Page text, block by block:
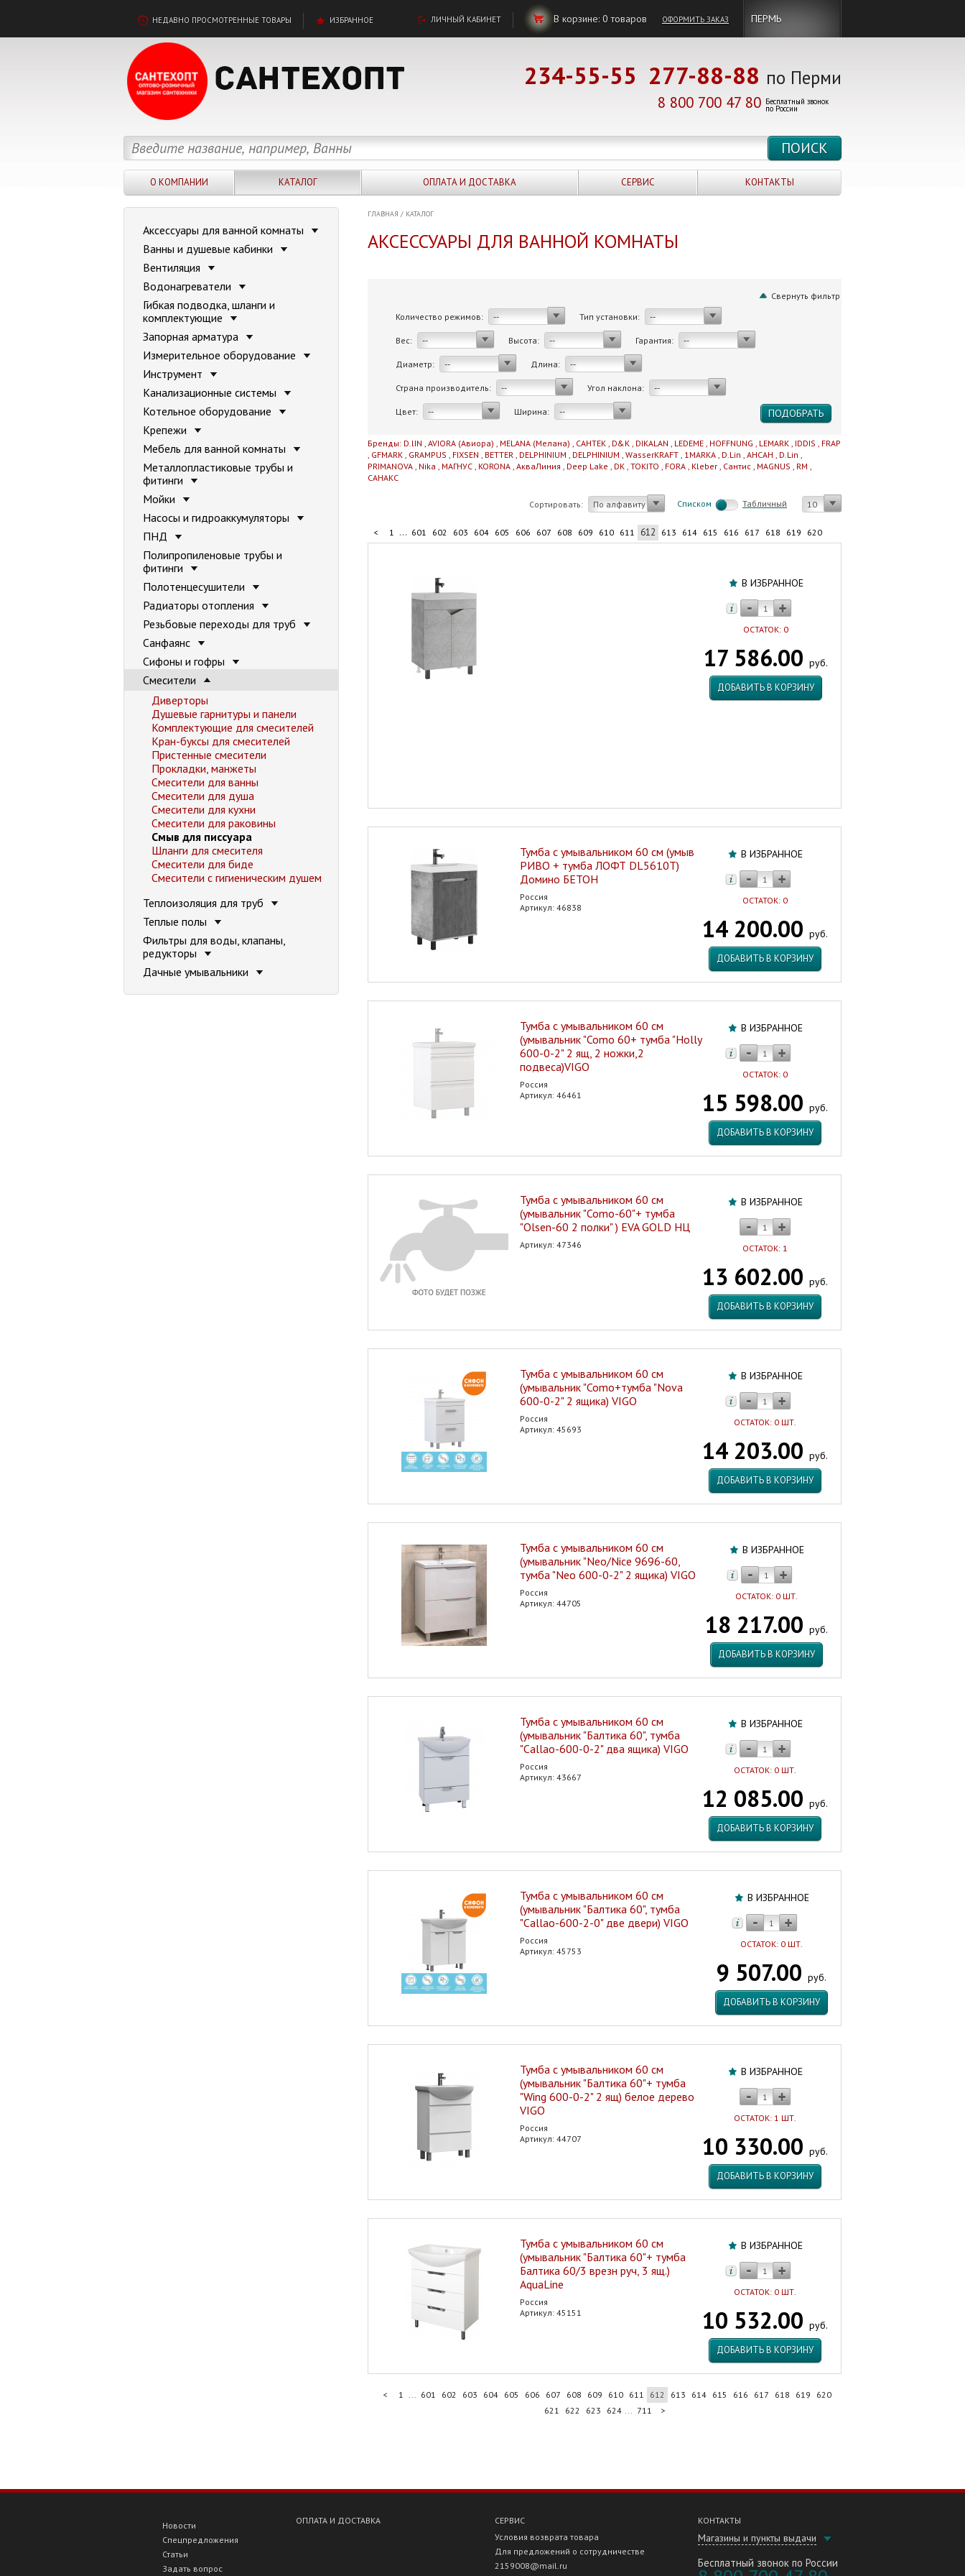
НЕДАВНО ПРОСМОТРЕННЫЕ ТОВАРЫ ИЗБРАННОЕ ЛИЧНЫЙ КАБИНЕТ В корзине: 0товаров ОФОРМИТЬ ЗАКАЗ ПЕРМЬ
234-55-55 277-88-88 по Перми
8 800 700 47 80 Бесплатный звонок
по России
О КОМПАНИИ КАТАЛОГ ОПЛАТА И ДОСТАВКА СЕРВИС КОНТАКТЫ
ГЛАВНАЯ / КАТАЛОГ
АКСЕССУАРЫ ДЛЯ ВАННОЙ КОМНАТЫ
Свернуть фильтр
Количество режимов:
-- Тип установки: --
Вес: -- Высота: -- Гарантия: --
Диаметр: -- Длина: --
Страна производитель: -- Угол наклона: --
Цвет: -- Ширина: --
Бренды: D.lIN , AVIORA (Авиора) , MELANA (Мелана) , САНТЕК , D&K , DIKALAN , LEDEME , HOFFNUNG , LEMARK , IDDIS , FRAP
, GFMARK , GRAMPUS , FIXSEN , BETTER , DELPHINIUM , DELPHINIUM , WasserKRAFT , 1MARKA , D.Lin , AHCAH , D.Lin ,
PRIMANOVA , Nika , МАГНУС , KORONA , АкваЛиния , Deep Lake , DK , TOKITO , FORA , Kleber , Сантис , MAGNUS , RM ,
САНАКС
Сортировать: По алфавиту Cписком Табличный 10
< 1 ... 601 602 603 604 605 606 607 608 609 610 611 612 613 614 615 616 617 618 619
620
В ИЗБРАННОЕ
ОСТАТОК: 0
17 586.00 руб.
ДОБАВИТЬ В КОРЗИНУ
В ИЗБРАННОЕ
ОСТАТОК: 0
14 200.00 руб.
ДОБАВИТЬ В КОРЗИНУ
Тумба с умывальником 60 см (умыв
РИВО + тумба ЛОФТ DL5610T)
Домино БЕТОН
Россия
Артикул: 46838
В ИЗБРАННОЕ
ОСТАТОК: 0
15 598.00 руб.
ДОБАВИТЬ В КОРЗИНУ
Тумба с умывальником 60 см
(умывальник "Como 60+ тумба "Holly
600-0-2" 2 ящ, 2 ножки,2
подвеса)VIGO
Россия
Артикул: 46461
В ИЗБРАННОЕ
ОСТАТОК: 1
13 602.00 руб.
ДОБАВИТЬ В КОРЗИНУ
Тумба с умывальником 60 см
(умывальник "Como-60"+ тумба
"Olsen-60 2 полки" ) EVA GOLD НЦ
Артикул: 47346
В ИЗБРАННОЕ
ОСТАТОК: 0 ШТ.
14 203.00 руб.
ДОБАВИТЬ В КОРЗИНУ
Тумба с умывальником 60 см
(умывальник "Como+тумба "Nova
600-0-2" 2 ящика) VIGO
Россия
Артикул: 45693
В ИЗБРАННОЕ
ОСТАТОК: 0 ШТ.
18 217.00 руб.
ДОБАВИТЬ В КОРЗИНУ
Тумба с умывальником 60 см
(умывальник "Neo/Nice 9696-60,
тумба "Neo 600-0-2" 2 ящика) VIGO
Россия
Артикул: 44705
В ИЗБРАННОЕ
ОСТАТОК: 0 ШТ.
12 085.00 руб.
ДОБАВИТЬ В КОРЗИНУ
Тумба с умывальником 60 см
(умывальник "Балтика 60", тумба
"Callao-600-0-2" два ящика) VIGO
Россия
Артикул: 43667
В ИЗБРАННОЕ
ОСТАТОК: 0 ШТ.
9 507.00 руб.
ДОБАВИТЬ В КОРЗИНУ
Тумба с умывальником 60 см
(умывальник "Балтика 60", тумба
"Callao-600-2-0" две двери) VIGO
Россия
Артикул: 45753
В ИЗБРАННОЕ
ОСТАТОК: 1 ШТ.
10 330.00 руб.
ДОБАВИТЬ В КОРЗИНУ
Тумба с умывальником 60 см
(умывальник "Балтика 60"+ тумба
"Wing 600-0-2" 2 ящ) белое дерево
VIGO
Россия
Артикул: 44707
В ИЗБРАННОЕ
ОСТАТОК: 0 ШТ.
10 532.00 руб.
ДОБАВИТЬ В КОРЗИНУ
Тумба с умывальником 60 см
(умывальник "Балтика 60"+ тумба
Балтика 60/3 врезн руч, 3 ящ.)
AquaLine
Россия
Артикул: 45151
< 1 ... 601 602 603 604 605 606 607 608 609 610 611 612 613 614 615 616 617 618 619
620
621
622 623 624 ... 711 >
Аксессуары для ванной комнаты
Ванны и душевые кабинки
Вентиляция
Водонагреватели
Гибкая подводка, шланги и
комплектующие
Запорная арматура
Измерительное оборудование
Инструмент
Канализационные системы
Котельное оборудование
Крепежи
Мебель для ванной комнаты
Металлопластиковые трубы и
фитинги
Мойки
Насосы и гидроаккумуляторы
ПНД
Полипропиленовые трубы и
фитинги
Полотенцесушители
Радиаторы отопления
Резьбовые переходы для труб
Санфаянс
Сифоны и гофры
Смесители
Диверторы
Душевые гарнитуры и панели
Комплектующие для смесителей
Кран-буксы для смесителей
Пристенные смесители
Прокладки, манжеты
Смесители для ванны
Смесители для душа
Смесители для кухни
Смесители для раковины
Смыв для писсуара
Шланги для смесителя
Смесители для биде
Смесители с гигиеническим душем
Теплоизоляция для труб
Теплые полы
Фильтры для воды, клапаны,
редукторы
Дачные умывальники
КОНТАКТЫ
Магазины и пункты выдачи
Бесплатный звонок по России
Новости
Спецпредложения
Статьи
Задать вопрос
ОПЛАТА И ДОСТАВКА
СЕРВИС
Условия возврата товара
Для предложений о сотрудничестве
2159008@mail.ru